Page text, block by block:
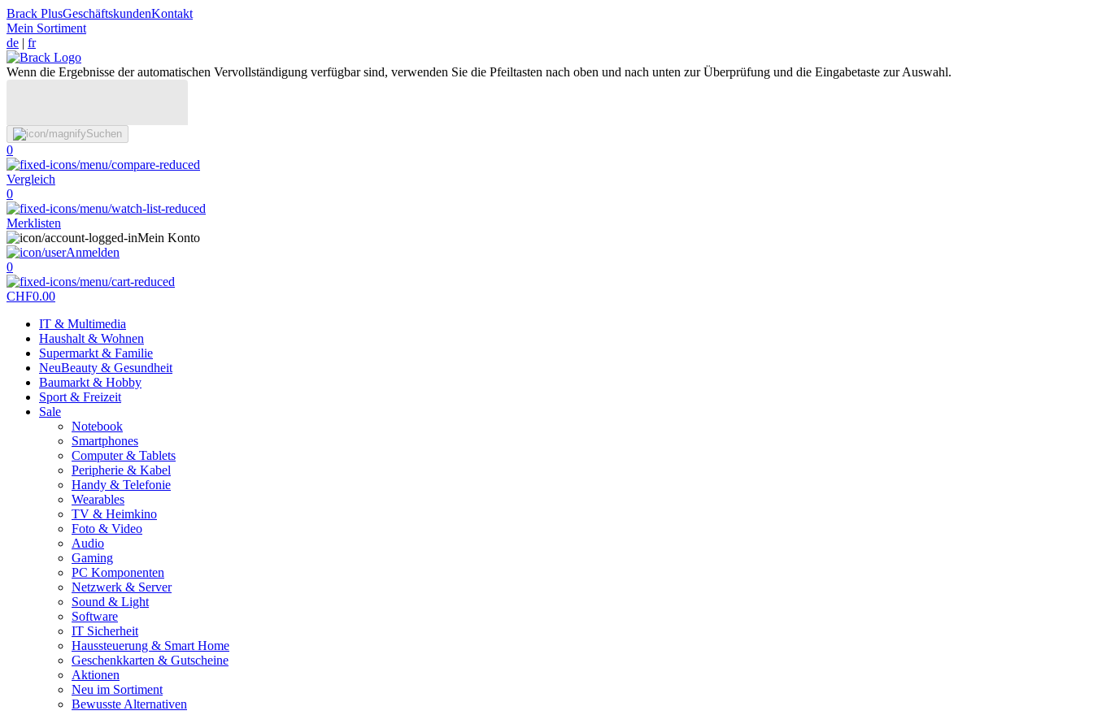
Brack PlusGeschäftskundenKontakt
Mein Sortiment
de | fr
Wenn die Ergebnisse der automatischen Vervollständigung verfügbar sind, verwenden Sie die Pfeiltasten nach oben und nach unten zur Überprüfung und die Eingabetaste zur Auswahl.
Suchen
0
Vergleich
0
Merklisten
Mein Konto
Anmelden
0
CHF0.00
IT & Multimedia
Haushalt & Wohnen
Supermarkt & Familie
NeuBeauty & Gesundheit
Baumarkt & Hobby
Sport & Freizeit
Sale
Notebook
Smartphones
Computer & Tablets
Peripherie & Kabel
Handy & Telefonie
Wearables
TV & Heimkino
Foto & Video
Audio
Gaming
PC Komponenten
Netzwerk & Server
Sound & Light
Software
IT Sicherheit
Haussteuerung & Smart Home
Geschenkkarten & Gutscheine
Aktionen
Neu im Sortiment
Bewusste Alternativen